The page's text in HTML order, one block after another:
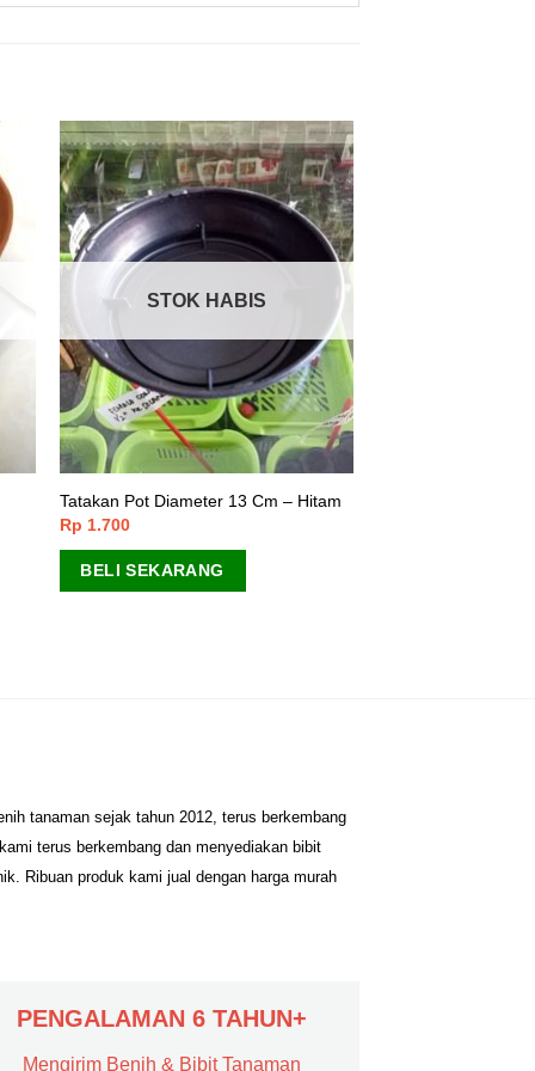
STOK HABIS
Tatakan Pot Diameter 13 Cm – Hitam
Rp 1.700
BELI SEKARANG
tanaman sejak tahun 2012, terus berkembang
terus berkembang dan menyediakan bibit
Ribuan produk kami jual dengan harga murah
PENGALAMAN 6 TAHUN+
Mengirim Benih & Bibit Tanaman